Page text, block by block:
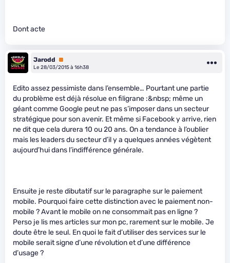
Dont acte
Jarodd
Premium
Le 28/03/2015 à 16h38
Edito assez pessimiste dans l’ensemble… Pourtant une partie
du problème est déjà résolue en filigrane :&nbsp; même un
géant comme Google peut ne pas s’imposer dans un secteur
stratégique pour son avenir. Et même si Facebook y arrive, rien
ne dit que cela durera 10 ou 20 ans. On a tendance à l’oublier
mais les leaders du secteur d’il y a quelques années végètent
aujourd’hui dans l’indifférence générale.
Ensuite je reste dibutatif sur le paragraphe sur le paiement
mobile. Pourquoi faire cette distinction avec le paiement non-
mobile ? Avant le mobile on ne consommait pas en ligne ?
Perso je lis mes articles sur mon pc, rarement sur le mobile. Je
doute être le seul. En quoi le fait d’utiliser des services sur le
mobile serait signe d’une révolution et d’une différence
d’usage ?